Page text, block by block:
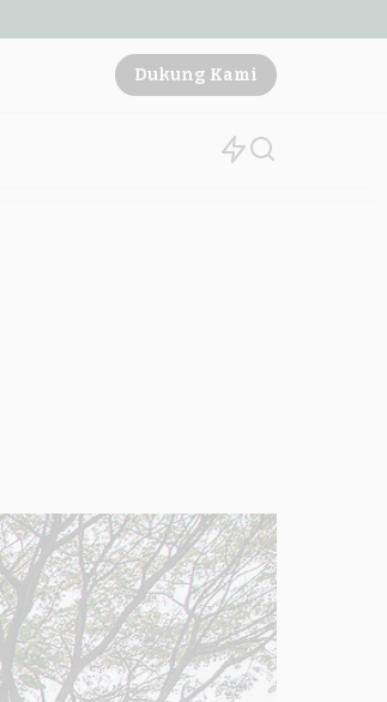
Dukung Kami